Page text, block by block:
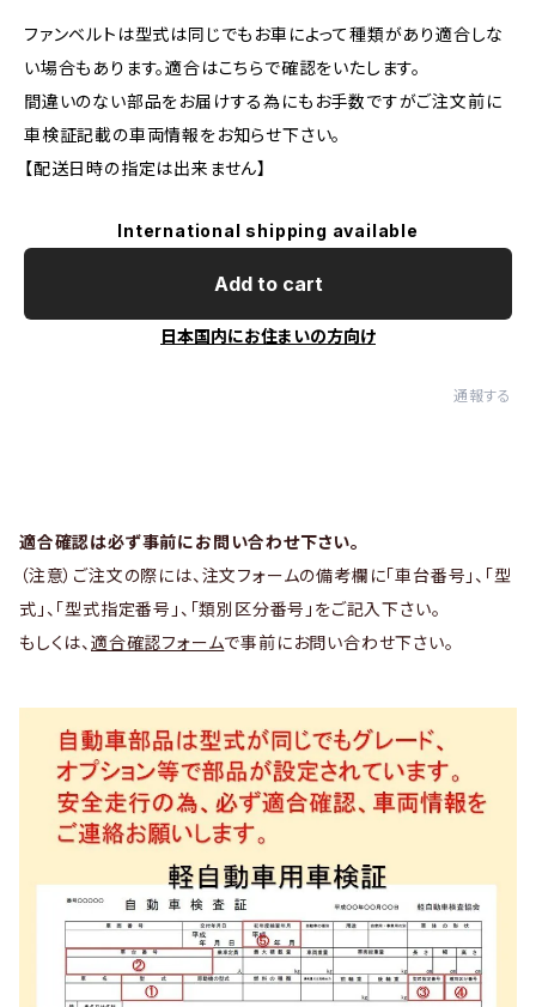
ファンベルトは型式は同じでもお車によって種類があり適合しな
い場合もあります。適合はこちらで確認をいたします。
間違いのない部品をお届けする為にもお手数ですがご注文前に
車検証記載の車両情報をお知らせ下さい。
【配送日時の指定は出来ません】
International shipping available
Add to cart
日本国内にお住まいの方向け
通報する
適合確認は必ず事前にお問い合わせ下さい。
（注意）ご注文の際には、注文フォームの備考欄に「車台番号」、「型
式」、「型式指定番号」、「類別区分番号」をご記入下さい。
もしくは、 適合確認フォームで事前にお問い合わせ下さい。